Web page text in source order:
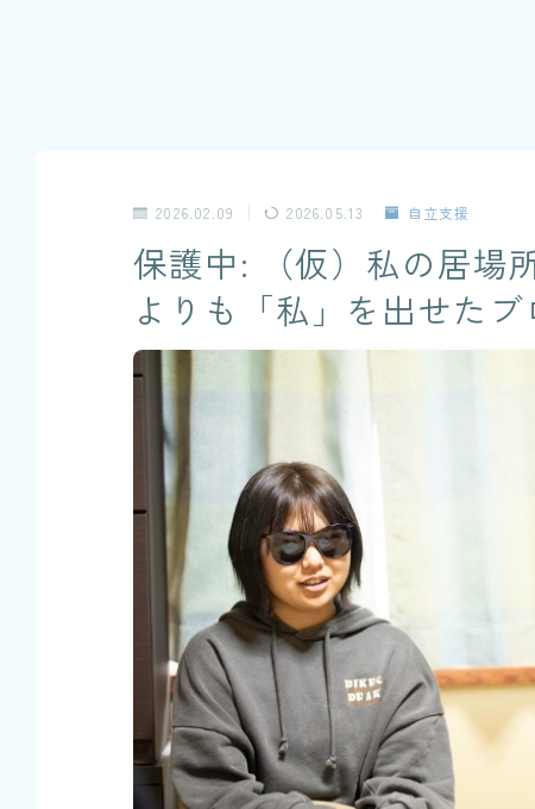
2026.02.09 2026.05.13 自立支援
保護中: （仮）私の居場
よりも「私」を出せた